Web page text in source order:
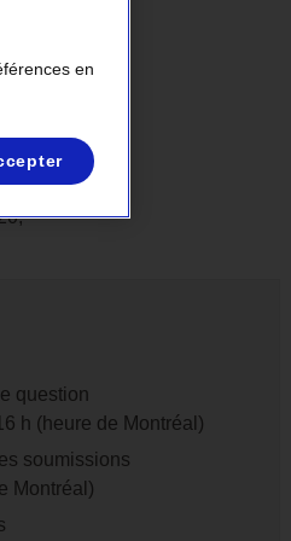
par
question
h (heure de Montréal)
soumissions
Montréal)
en